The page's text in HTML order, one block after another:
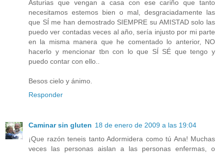
Asturias que vengan a casa con ese cariño que tanto
necesitamos estemos bien o mal, desgraciadamente las
que SÍ me han demostrado SIEMPRE su AMISTAD solo las
puedo ver contadas veces al año, sería injusto por mi parte
en la misma manera que he comentado lo anterior, NO
hacerlo y mencionar tbn con lo que SÍ SÉ que tengo y
puedo contar con ello..
Besos cielo y ánimo.
Responder
Caminar sin gluten 18 de enero de 2009 a las 19:04
¡Que razón teneis tanto Adormidera como tú Ana! Muchas
veces las personas aislan a las personas enfermas, o